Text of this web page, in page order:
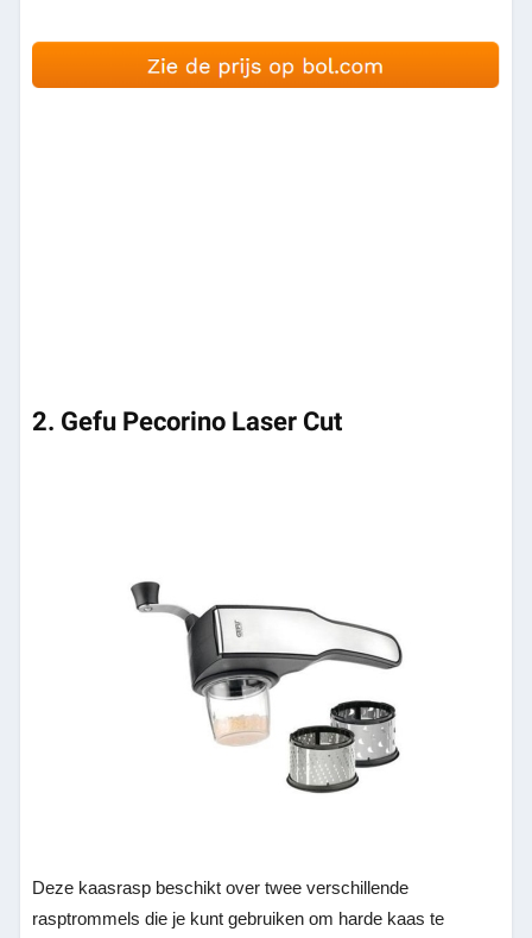
2. Gefu Pecorino Laser Cut
Deze kaasrasp beschikt over twee verschillende
rasptrommels die je kunt gebruiken om harde kaas te